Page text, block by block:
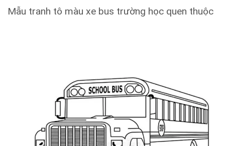
Mẫu tranh tô màu xe bus trường học quen thuộc